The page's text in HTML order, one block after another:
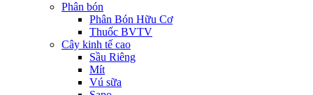
Phân bón
Phân Bón Hữu Cơ
Thuốc BVTV
Cây kinh tế cao
Sầu Riêng
Mít
Vú sữa